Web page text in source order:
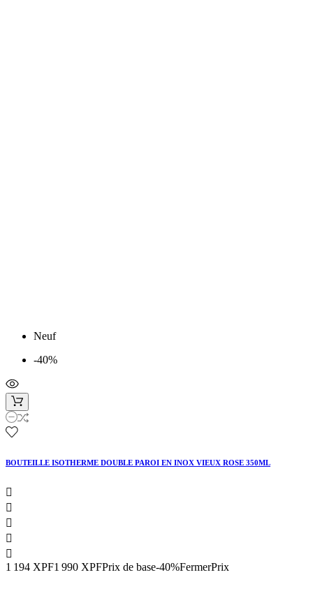
Neuf
-40%
BOUTEILLE ISOTHERME DOUBLE PAROI EN INOX VIEUX ROSE 350ML





1 194 XPF1 990 XPFPrix de base-40%FermerPrix